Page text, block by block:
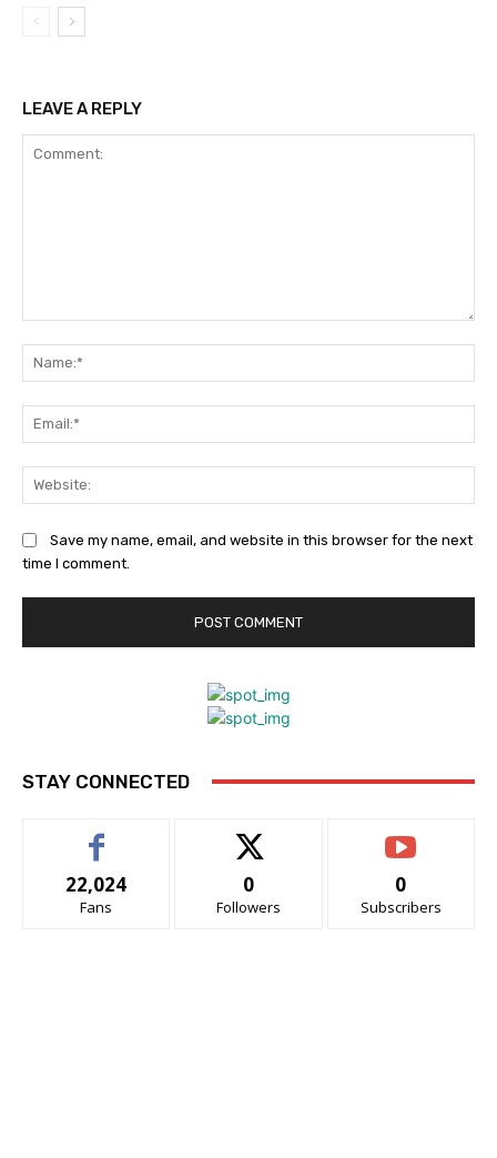
LEAVE A REPLY
Save my name, email, and website in this browser for the next
time I comment.
STAY CONNECTED
22,024
Fans
0
Followers
0
Subscribers